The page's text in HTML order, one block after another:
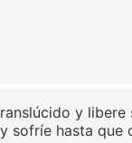
y libere
sofríe hasta que